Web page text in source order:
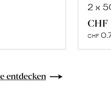
2 x
CHF
CHF
entdecken